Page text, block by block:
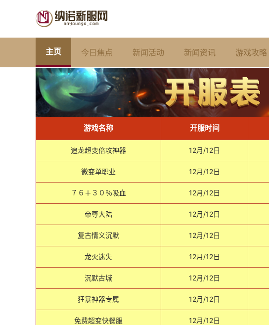
主页 今日焦点 新闻活动 新闻资讯 游戏攻略
游戏名称 开服时间
追龙超变倍攻神器 12月/12日
微变单职业 12月/12日
７６＋３０％吸血 12月/12日
帝尊大陆 12月/12日
复古情义沉默 12月/12日
龙火迷失 12月/12日
沉默古城 12月/12日
狂暴神器专属 12月/12日
免费超变快餐服 12月/12日